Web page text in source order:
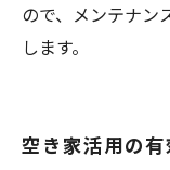
ので、メンテナン
します。
空き家活用の